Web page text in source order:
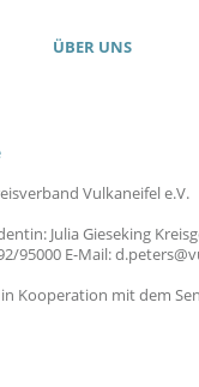
ÜBER UNS
Vulkaneifel e.V.
Julia Gieseking
95000 E-Mail:
in Kooperation mit dem